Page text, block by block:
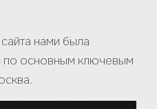
нами была
по основным ключевым